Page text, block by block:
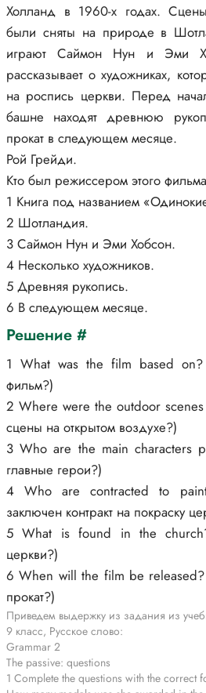
Холланд в 1960-х годах.
были сняты на природе в
играют Саймон Нун и Эми
рассказывает о художниках,
на роспись церкви. Перед
башне находят древнюю
прокат в следующем месяце.
Рой Грейди.
Кто был режиссером этого
1 Книга под названием
2 Шотландия.
3 Саймон Нун и Эми Хобсон.
4 Несколько художников.
5 Древняя рукопись.
6 В следующем месяце.
Решение #
1 What was the film based
фильм?)
2 Where were the outdoor
сцены на открытом воздухе?)
3 Who are the main characters
главные герои?)
4 Who are contracted to
заключен контракт на покраску
5 What is found in the
церкви?)
6 When will the film be
прокат?)
Приведем выдержку из задания из
9 класс, Русское слово:
Grammar 2
The passive: questions
1 Complete the questions with the correct